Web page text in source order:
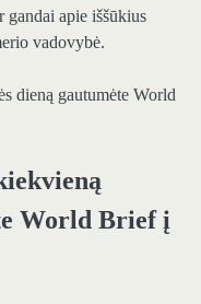
gandai apie iššūkius
vadovybė.
dieną gautumėte World
World Brief į